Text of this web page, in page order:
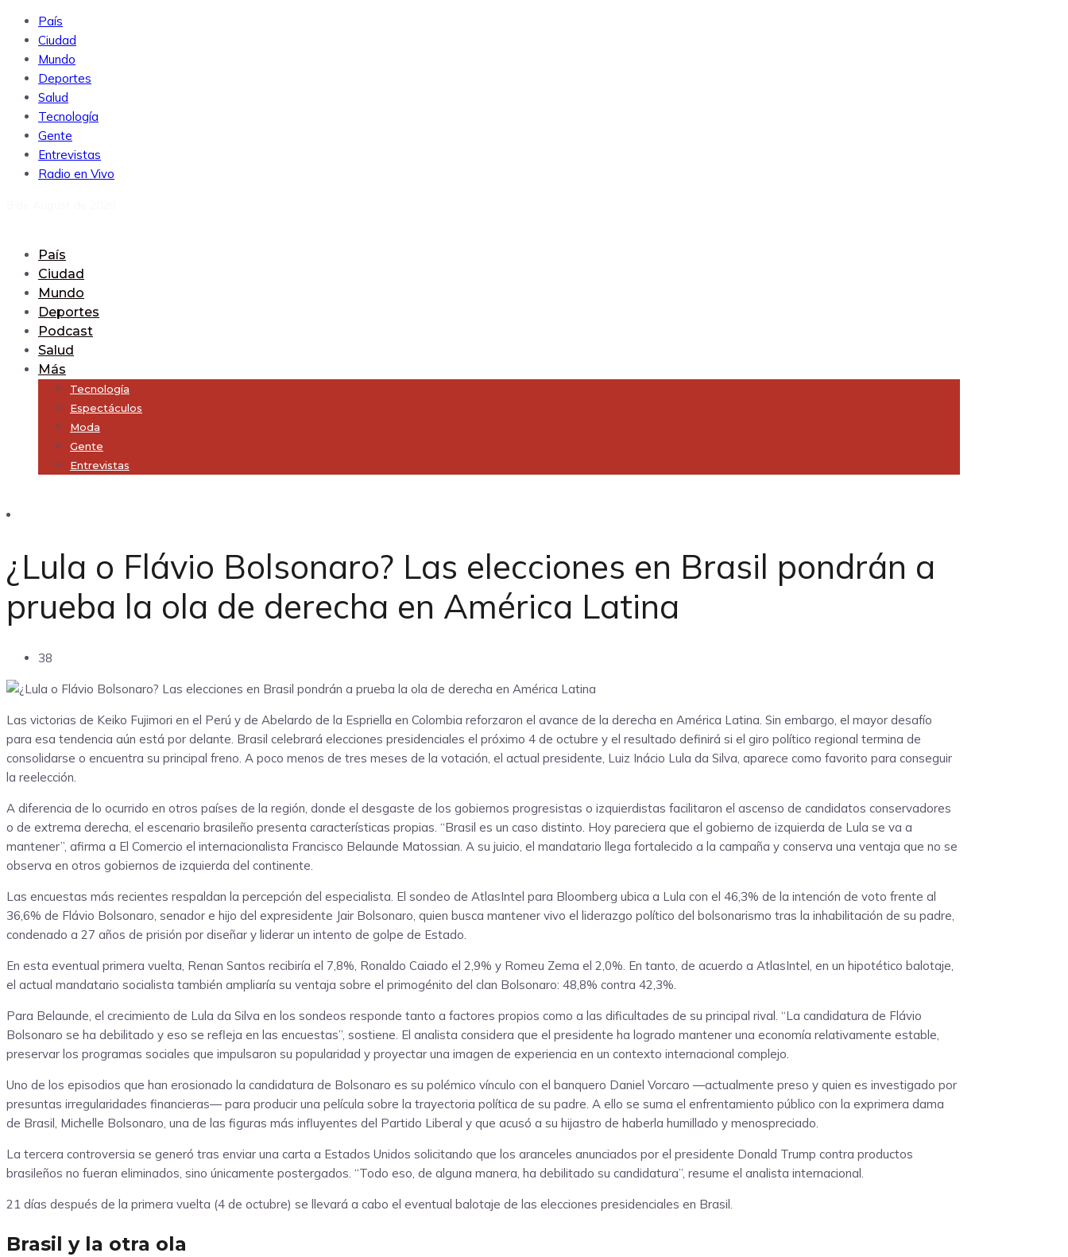
País
Ciudad
Mundo
Deportes
Salud
Tecnología
Gente
Entrevistas
Radio en Vivo
País
Ciudad
Mundo
Deportes
Podcast
Salud
Más
Tecnología
Espectáculos
Moda
Gente
Entrevistas
¿Lula o Flávio Bolsonaro? Las elecciones en Brasil pondrán a
prueba la ola de derecha en América Latina
38
Las victorias de Keiko Fujimori en el Perú y de Abelardo de la Espriella en Colombia reforzaron el avance de la derecha en América Latina. Sin embargo, el mayor desafío
para esa tendencia aún está por delante. Brasil celebrará elecciones presidenciales el próximo 4 de octubre y el resultado definirá si el giro político regional termina de
consolidarse o encuentra su principal freno. A poco menos de tres meses de la votación, el actual presidente, Luiz Inácio Lula da Silva, aparece como favorito para conseguir
la reelección.
A diferencia de lo ocurrido en otros países de la región, donde el desgaste de los gobiernos progresistas o izquierdistas facilitaron el ascenso de candidatos conservadores
o de extrema derecha, el escenario brasileño presenta características propias. “Brasil es un caso distinto. Hoy pareciera que el gobierno de izquierda de Lula se va a
mantener”, afirma a El Comercio el internacionalista Francisco Belaunde Matossian. A su juicio, el mandatario llega fortalecido a la campaña y conserva una ventaja que no se
observa en otros gobiernos de izquierda del continente.
Las encuestas más recientes respaldan la percepción del especialista. El sondeo de AtlasIntel para Bloomberg ubica a Lula con el 46,3% de la intención de voto frente al
36,6% de Flávio Bolsonaro, senador e hijo del expresidente Jair Bolsonaro, quien busca mantener vivo el liderazgo político del bolsonarismo tras la inhabilitación de su padre,
condenado a 27 años de prisión por diseñar y liderar un intento de golpe de Estado.
En esta eventual primera vuelta, Renan Santos recibiría el 7,8%, Ronaldo Caiado el 2,9% y Romeu Zema el 2,0%. En tanto, de acuerdo a AtlasIntel, en un hipotético balotaje,
el actual mandatario socialista también ampliaría su ventaja sobre el primogénito del clan Bolsonaro: 48,8% contra 42,3%.
Para Belaunde, el crecimiento de Lula da Silva en los sondeos responde tanto a factores propios como a las dificultades de su principal rival. “La candidatura de Flávio
Bolsonaro se ha debilitado y eso se refleja en las encuestas”, sostiene. El analista considera que el presidente ha logrado mantener una economía relativamente estable,
preservar los programas sociales que impulsaron su popularidad y proyectar una imagen de experiencia en un contexto internacional complejo.
Uno de los episodios que han erosionado la candidatura de Bolsonaro es su polémico vínculo con el banquero Daniel Vorcaro —actualmente preso y quien es investigado por
presuntas irregularidades financieras— para producir una película sobre la trayectoria política de su padre. A ello se suma el enfrentamiento público con la exprimera dama
de Brasil, Michelle Bolsonaro, una de las figuras más influyentes del Partido Liberal y que acusó a su hijastro de haberla humillado y menospreciado.
La tercera controversia se generó tras enviar una carta a Estados Unidos solicitando que los aranceles anunciados por el presidente Donald Trump contra productos
brasileños no fueran eliminados, sino únicamente postergados. “Todo eso, de alguna manera, ha debilitado su candidatura”, resume el analista internacional.
21 días después de la primera vuelta (4 de octubre) se llevará a cabo el eventual balotaje de las elecciones presidenciales en Brasil.
Brasil y la otra ola